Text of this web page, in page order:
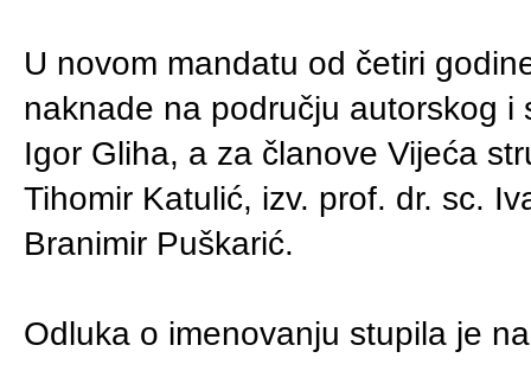
U novom mandatu od četiri
naknade na području autorskog
Igor Gliha, a za članove Vijeća
Tihomir Katulić, izv. prof. dr. sc.
Branimir Puškarić.
Odluka o imenovanju stupila je